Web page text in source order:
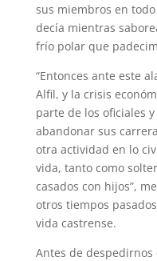
sus miembros en
decía mientras
frío polar que
“Entonces ante este
Alfil, y la crisis
parte de los oficiales
abandonar sus
otra actividad en lo
vida, tanto como
casados con hijos”,
otros tiempos
vida castrense.
Antes de